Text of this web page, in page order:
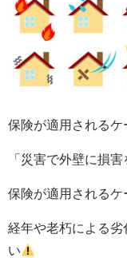
保険が適用されるケ
「災害で外壁に損
保険が適用される
経年や老朽による劣
い